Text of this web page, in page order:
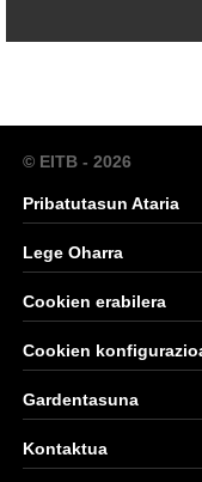
© EITB - 2026
Pribatutasun Ataria
Lege Oharra
Cookien erabilera
Cookien
Gardentasuna
Kontaktua